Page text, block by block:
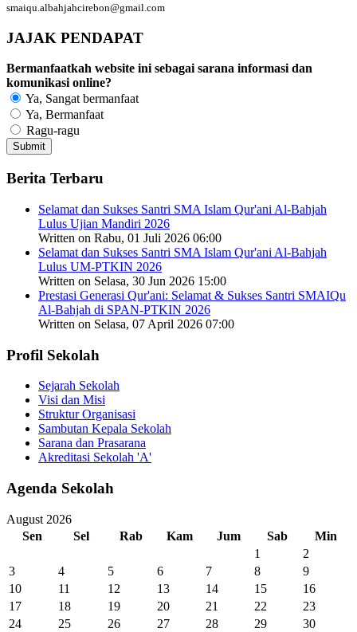
smaiqu.albahjahcirebon@gmail.com
JAJAK PENDAPAT
Bermanfaatkah website ini sebagai sarana informasi dan
komunikasi online?
Ya, Sangat bermanfaat
Ya, Bermanfaat
Ragu-ragu
Berita Terbaru
Selamat dan Sukses Santri SMA Islam Qur'ani Al-Bahjah
Lulus Ujian Mandiri 2026
Written on Rabu, 01 Juli 2026 06:00
Selamat dan Sukses Santri SMA Islam Qur'ani Al-Bahjah
Lulus UM-PTKIN 2026
Written on Selasa, 30 Jun 2026 15:00
Prestasi Generasi Qur'ani: Selamat & Sukses Santri SMAIQu
Al-Bahjah di SPAN-PTKIN 2026
Written on Selasa, 07 April 2026 07:00
Profil Sekolah
Sejarah Sekolah
Visi dan Misi
Struktur Organisasi
Sambutan Kepala Sekolah
Sarana dan Prasarana
Akreditasi Sekolah 'A'
Agenda Sekolah
August 2026
Sen
Sel Rab Kam Jum Sab
Min
1
2
3
4 5 6 7 8
9
10
11 12 13 14 15
16
17
18 19 20 21 22
23
24
25 26 27 28 29 30